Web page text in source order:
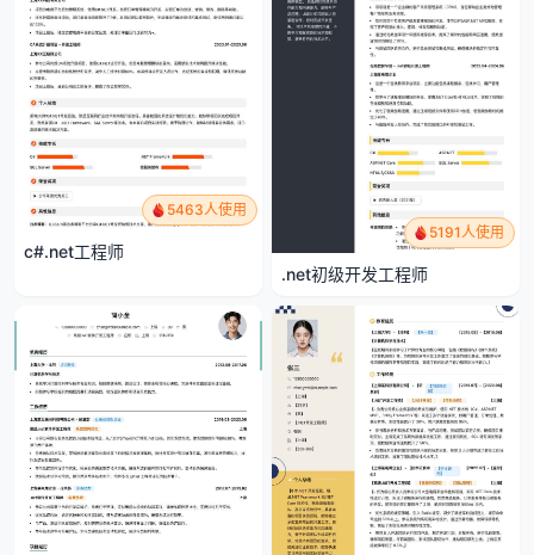
5463人使用
c#.net工程师
5191人使用
.net初级开发工程师